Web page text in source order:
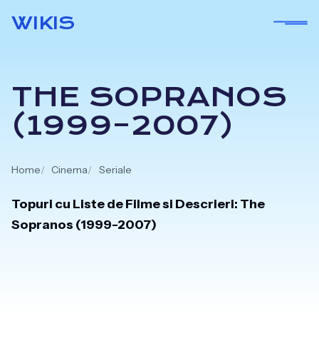
WIKIS
THE SOPRANOS
(1999–2007)
Home Cinema Seriale
Topuri cu Liste de Filme si Descrieri: The
Sopranos (1999-2007)